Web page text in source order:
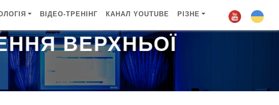
ВІДЕО-ТРЕНІНГ КАНАЛ YOUTUBE РІЗНЕ
ВЕРХНЬОЇ